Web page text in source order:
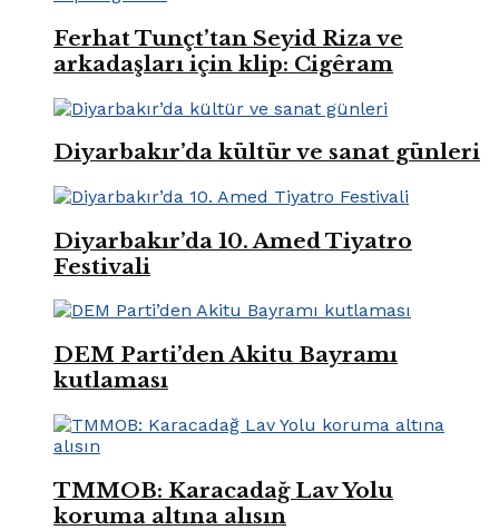
Ferhat Tunçt’tan Seyid Riza ve
arkadaşları için klip: Cigêram
Diyarbakır’da kültür ve sanat günleri
Diyarbakır’da 10. Amed Tiyatro
Festivali
DEM Parti’den Akitu Bayramı
kutlaması
TMMOB: Karacadağ Lav Yolu
koruma altına alısın